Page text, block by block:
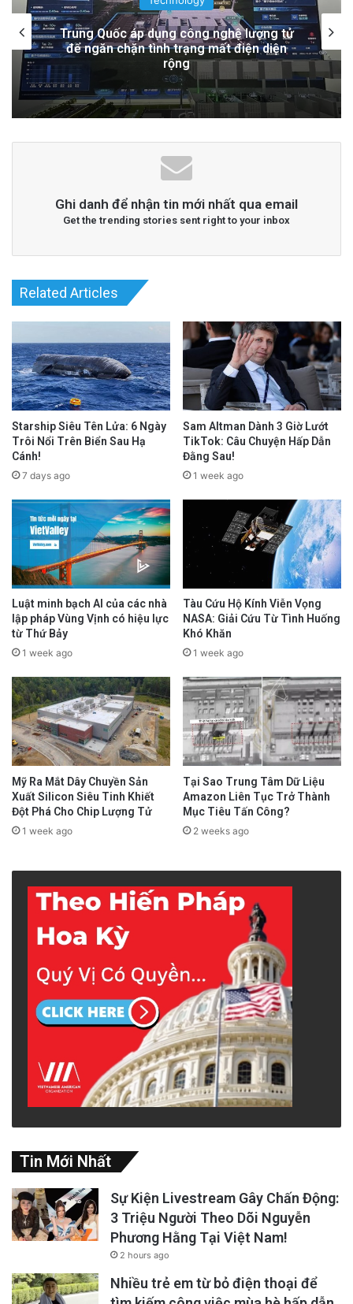
advertisement
Technology
Tàu Vũ Trụ Nhật Bản: Chuyến Bay Gần
Nhất Lịch Sử Đến Tiểu Hành Tinh
Ghi danh để nhận tin mới nhất qua email
Get the trending stories sent right to your inbox
Related Articles
Starship Siêu Tên Lửa: 6 Ngày
Trôi Nổi Trên Biển Sau Hạ
Cánh!
7 days ago
Sam Altman Dành 3 Giờ Lướt
TikTok: Câu Chuyện Hấp Dẫn
Đằng Sau!
1 week ago
Luật minh bạch AI của các nhà
lập pháp Vùng Vịnh có hiệu lực
từ Thứ Bảy
1 week ago
Tàu Cứu Hộ Kính Viễn Vọng
NASA: Giải Cứu Từ Tình Huống
Khó Khăn
1 week ago
Mỹ Ra Mắt Dây Chuyền Sản
Xuất Silicon Siêu Tinh Khiết
Đột Phá Cho Chip Lượng Tử
1 week ago
Tại Sao Trung Tâm Dữ Liệu
Amazon Liên Tục Trở Thành
Mục Tiêu Tấn Công?
2 weeks ago
Tin Mới Nhất
Sự Kiện Livestream Gây Chấn Động:
3 Triệu Người Theo Dõi Nguyễn
Phương Hằng Tại Việt Nam!
2 hours ago
Nhiều trẻ em từ bỏ điện thoại để